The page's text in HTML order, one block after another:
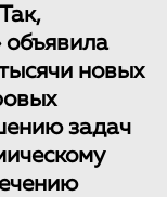
объявила
новых
задач